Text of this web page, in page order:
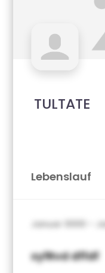
TULTATE
Lebenslauf
Januar 0000 –
xyfRvd dffdf